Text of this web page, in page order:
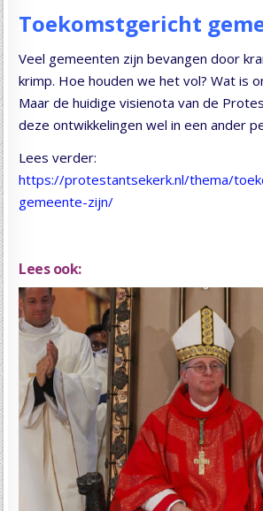
Toekomstgericht
Veel gemeenten zijn bevangen door
krimp. Hoe houden we het vol? Wat is
Maar de huidige visienota van de
deze ontwikkelingen wel in een ander
Lees verder:
https://protestantsekerk.nl/thema/
gemeente-zijn/
Lees ook: